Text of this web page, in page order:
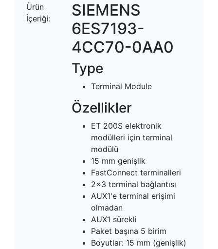
Ürün
İçeriği:
SIEMENS
6ES7193-
4CC70-0AA0
Type
Terminal Module
Özellikler
ET 200S elektronik
modülleri için terminal
modülü
15 mm genişlik
FastConnect terminalleri
2x3 terminal bağlantısı
AUX1'e terminal erişimi
olmadan
AUX1 sürekli
Paket başına 5 birim
Boyutlar: 15 mm (genişlik)